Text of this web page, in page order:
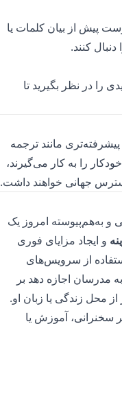
پیش از بیان کلمات یا
کنند.
را در نظر بگیرید تا
مانند ترجمه
را به کار می‌گیرند،
جهانی خواهند داشت.
و به‌هم‌پیوسته امروز یک
و ایجاد مزایای فوری
از سرویس‌های
مدرسان اجازه دهد بر
محل زندگی یا زبان او.
سخنرانی، آموزش یا